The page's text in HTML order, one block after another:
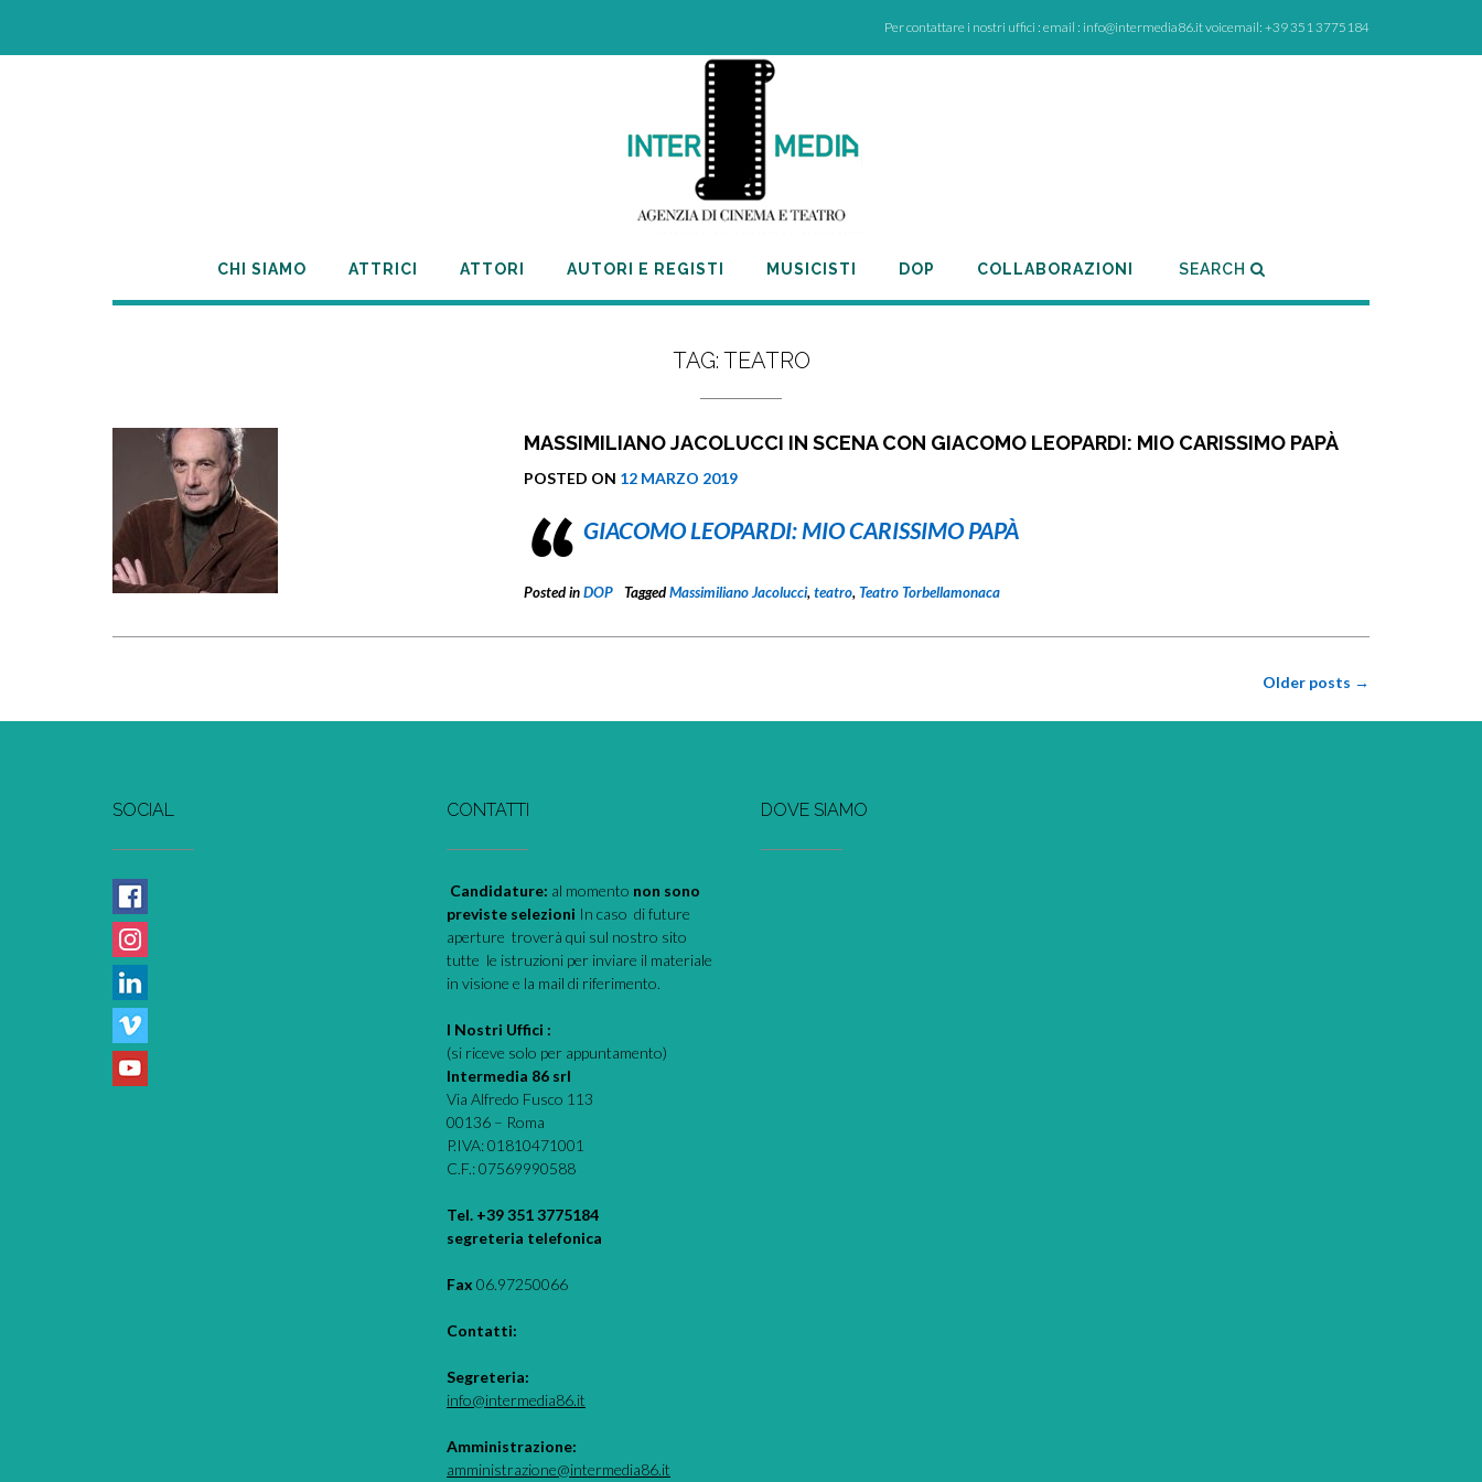
content
Per contattare i nostri uffici : email : info@intermedia86.it voicemail: +39 351 3775184
CHI SIAMO ATTRICI ATTORI AUTORI E REGISTI MUSICISTI DOP COLLABORAZIONI SEARCH
TAG: TEATRO
MASSIMILIANO JACOLUCCI IN SCENA CON GIACOMO LEOPARDI: MIO CARISSIMO PAPÀ
POSTED ON 12 MARZO 2019
GIACOMO LEOPARDI: MIO CARISSIMO PAPÀ
Posted inDOP TaggedMassimiliano Jacolucci, teatro, Teatro Torbellamonaca
Older posts →
SOCIAL CONTATTI
Candidature: al momento non sono
previste selezioni In caso di future
aperture troverà qui sul nostro sito
tutte le istruzioni per inviare il materiale
in visione e la mail di riferimento.
I Nostri Uffici :
(si riceve solo per appuntamento)
Intermedia 86 srl
Via Alfredo Fusco 113
00136 – Roma
P.IVA: 01810471001
C.F.: 07569990588
Tel. +39 351 3775184
segreteria telefonica
Fax 06.97250066
Contatti:
Segreteria:
info@intermedia86.it
Amministrazione:
amministrazione@intermedia86.it
DOVE SIAMO